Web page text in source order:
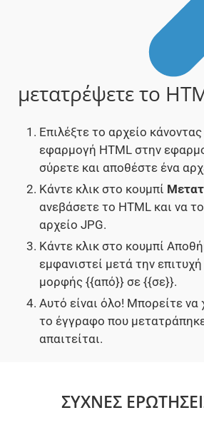
μετατρέψετε το
Επιλέξτε το αρχείο
εφαρμογή HTML στην
σύρετε και αποθέστε ένα
Κάντε κλικ στο κουμπί
ανεβάσετε το HTML και να
αρχείο JPG.
Κάντε κλικ στο κουμπί
εμφανιστεί μετά την
μορφής {{από}} σε {{σε}}.
Αυτό είναι όλο! Μπορείτε να
το έγγραφο που
απαιτείται.
ΣΥΧΝΈΣ